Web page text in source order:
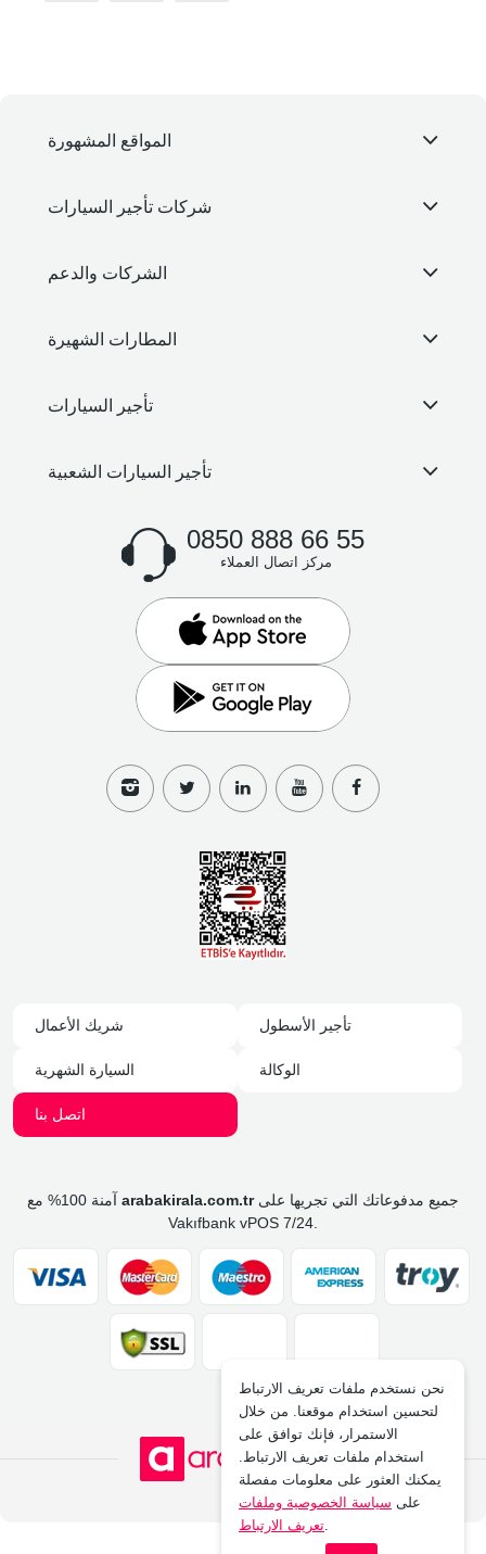
المواقع المشهورة
شركات تأجير السيارات
الشركات والدعم
المطارات الشهيرة
تأجير السيارات
تأجير السيارات الشعبية
0850 888 66 55
مركز اتصال العملاء
شريك الأعمال تأجير الأسطول
السيارة الشهرية الوكالة
اتصل بنا
جميع مدفوعاتك التي تجريها علىarabakirala.com.tr
آمنة 100% مع
Vakıfbank vPOS 7/24.
نحن نستخدم ملفات تعريف الارتباط
لتحسين استخدام موقعنا. من خلال
الاستمرار، فإنك توافق على
استخدام ملفات تعريف الارتباط.
يمكنك العثور على معلومات مفصلة
على سياسة الخصوصية وملفات
تعريف الارتباط